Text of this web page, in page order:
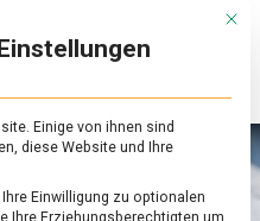
Online-
Magazin
zu
&
Ernährung
Mit
Einige von ihnen sind
diese Website und Ihre
Einwilligung zu optionalen
Ihre Erziehungsberechtigten um